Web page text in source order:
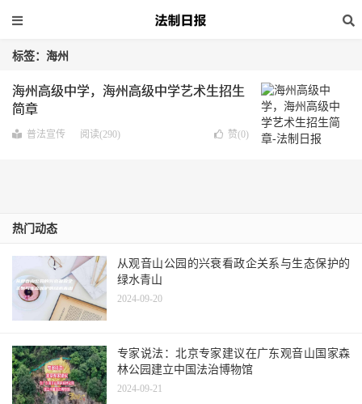
标签：海州
海州高级中学，海州高级中学艺术生招生
简章
普法宣传 阅读(290) 赞(0)
热门动态
从观音山公园的兴衰看政企关系与生态保护的
绿水青山
2024-09-20
专家说法：北京专家建议在广东观音山国家森
林公园建立中国法治博物馆
2024-09-21